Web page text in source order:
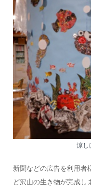
涼し
新聞などの広告を利用者
ど沢山の生き物が完成し